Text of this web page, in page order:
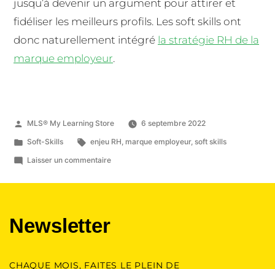
jusqu’à devenir un argument pour attirer et
fidéliser les meilleurs profils. Les soft skills ont
donc naturellement intégré la stratégie RH de la
marque employeur.
MLS® My Learning Store
6 septembre 2022
Soft-Skills
enjeu RH, marque employeur,soft skills
Laisser un commentaire
Newsletter
CHAQUE MOIS, FAITES LE PLEIN DE